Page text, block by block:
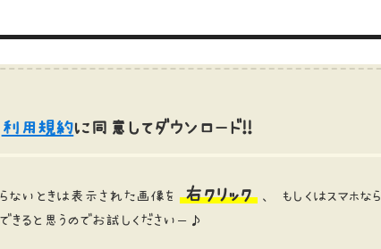
利用規約に同意してダウンロード!!
ないときは表示された画像を 右クリック 、 もしくはスマホなら
ると思うのでお試しくださいー♪